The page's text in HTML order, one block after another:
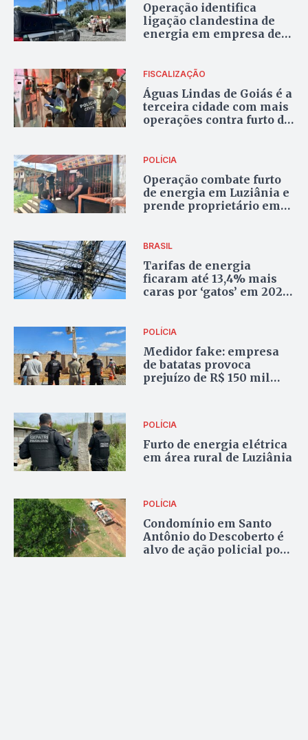
Operação identifica
ligação clandestina de
energia em empresa de
FISCALIZAÇÃO
Águas Lindas de Goiás é a
terceira cidade com mais
operações contra furto de
POLÍCIA
Operação combate furto
de energia em Luziânia e
prende proprietário em
BRASIL
Tarifas de energia
ficaram até 13,4% mais
caras por ‘gatos’ em 2023;
POLÍCIA
Medidor fake: empresa
de batatas provoca
prejuízo de R$ 150 mil
POLÍCIA
Furto de energia elétrica
em área rural de Luziânia
POLÍCIA
Condomínio em Santo
Antônio do Descoberto é
alvo de ação policial por